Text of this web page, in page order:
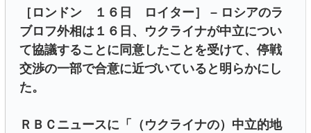
［ロンドン １６日 ロイター］ – ロシアのラ
ブロフ外相は１６日、ウクライナが中立につい
て協議することに同意したことを受けて、停戦
交渉の一部で合意に近づいていると明らかにし
た。
ＲＢＣニュースに「（ウクライナの）中立的地